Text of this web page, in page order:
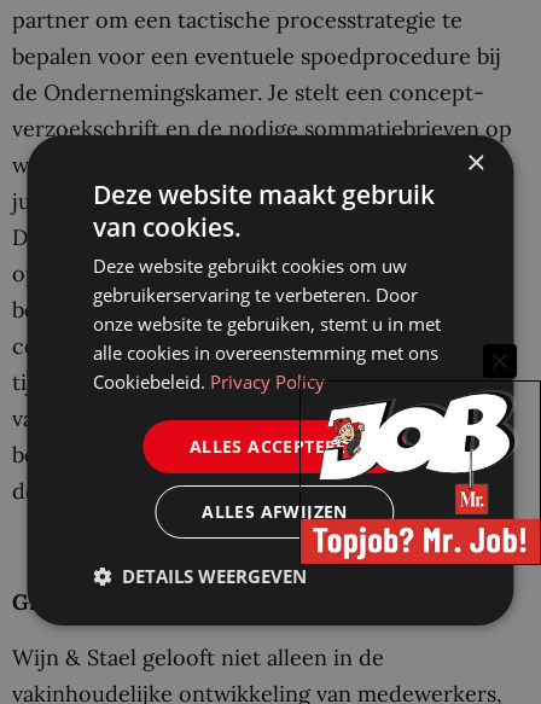
partner om een tactische processtrategie te
bepalen voor een eventuele spoedprocedure bij
de Ondernemingskamer. Je stelt een concept-
verzoekschrift en de nodige sommatiebrieven op
waarin de argumenten analytisch scherp en
juridisch waterdicht worden geformuleerd.
Daarna neem je contact op met de cliënt om de
opgestelde stukken door te nemen, de risico’s te
bespreken en de bewijsstukken definitief te
controleren. Ten slotte dien je de processtukken
tijdig in binnen de rechtbanktermijnen om de
vastgelopen verhoudingen via de rechter in
beweging te krijgen en de zakelijke belangen van
de cliënt veilig te stellen.
Groeipad
Wijn & Stael gelooft niet alleen in de
vakinhoudelijke ontwikkeling van medewerkers,
×
Deze website maakt gebruik
van cookies.
Deze website gebruikt cookies om uw
gebruikerservaring te verbeteren. Door
onze website te gebruiken, stemt u in met
alle cookies in overeenstemming met ons
Cookiebeleid. Privacy Policy
ALLES ACCEPTEREN
ALLES AFWIJZEN
DETAILS WEERGEVEN